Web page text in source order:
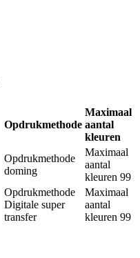
Opdrukmethode
Maximaal
aantal
kleuren
Opdrukmethode
doming
Maximaal
aantal
kleuren 99
Opdrukmethode
Digitale super
transfer
Maximaal
aantal
kleuren 99